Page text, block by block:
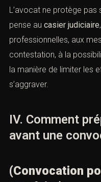
faire juger une personne
mois après
établis et ne nécessitent
(Justice)
b. Il prépare aussi les
L’avocat ne protège pas
casier
professionnelles, aux
ou à la manière de